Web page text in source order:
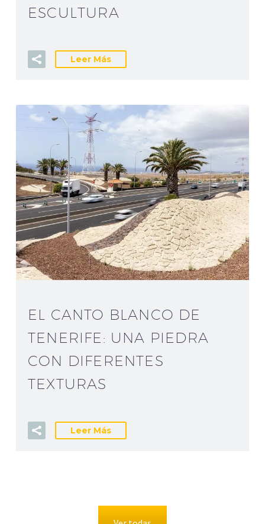
ESCULTURA
Leer Más
EL CANTO BLANCO DE
TENERIFE: UNA PIEDRA
CON DIFERENTES
TEXTURAS
Leer Más